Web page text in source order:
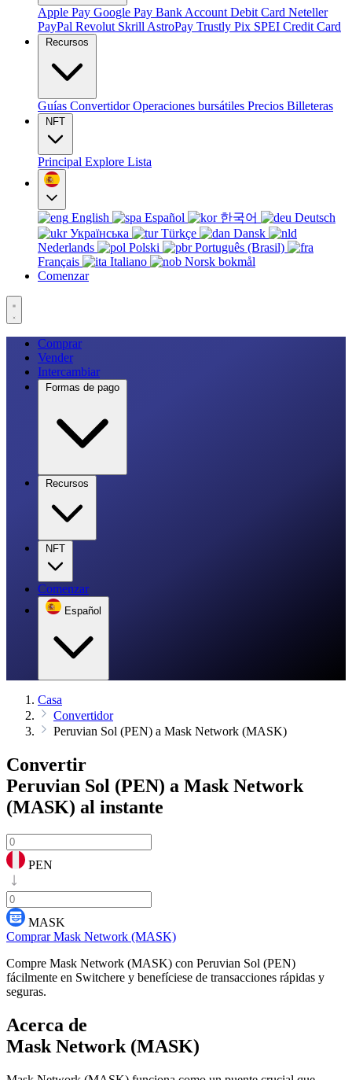
Apple Pay Google Pay Bank Account Debit Card Neteller
PayPal Revolut Skrill AstroPay Trustly Pix SPEI Credit Card
Recursos
Guías ConvertidorOperaciones bursátiles Precios Billeteras
NFT
Principal Explore Lista
English Español 한국어
Deutsch
Українська
Türkçe
Dansk
Nederlands
Polski
Português (Brasil)
Français
Italiano
Norsk bokmål
Comenzar
Comprar
Vender
Intercambiar
Formas de pago
Recursos
NFT
Comenzar
Español
Casa
Convertidor
Peruvian Sol (PEN) a Mask Network (MASK)
Convertir
Peruvian Sol (PEN) a Mask Network
(MASK) al instante
PEN
MASK
Comprar Mask Network (MASK)
Compre Mask Network (MASK) con Peruvian Sol (PEN)
fácilmente en Switchere y benefíciese de transacciones rápidas y
seguras.
Acerca de
Mask Network (MASK)